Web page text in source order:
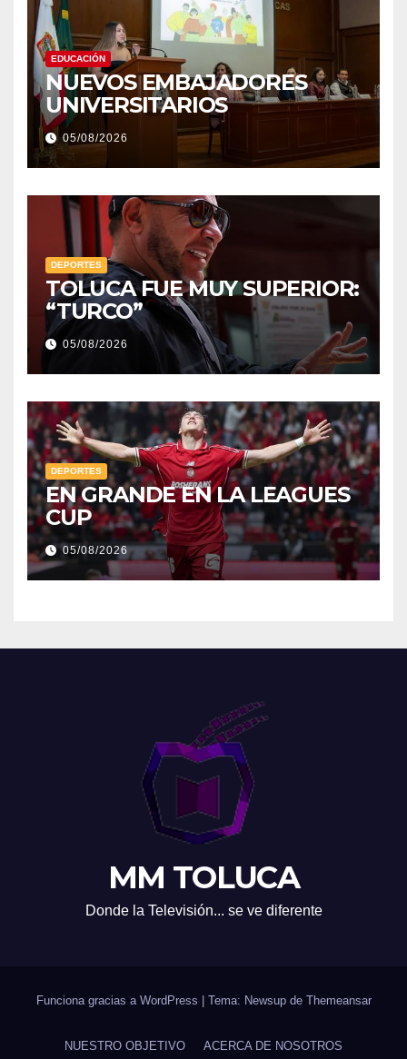
EDUCACIÓN
NUEVOS EMBAJADORES
UNIVERSITARIOS
05/08/2026
DEPORTES
TOLUCA FUE MUY SUPERIOR:
“TURCO”
05/08/2026
DEPORTES
EN GRANDE EN LA LEAGUES
CUP
05/08/2026
MM TOLUCA
Donde la Televisión... se ve diferente
Funciona gracias a WordPress Tema: Newsup de Themeansar
NUESTRO OBJETIVO ACERCA DE NOSOTROS